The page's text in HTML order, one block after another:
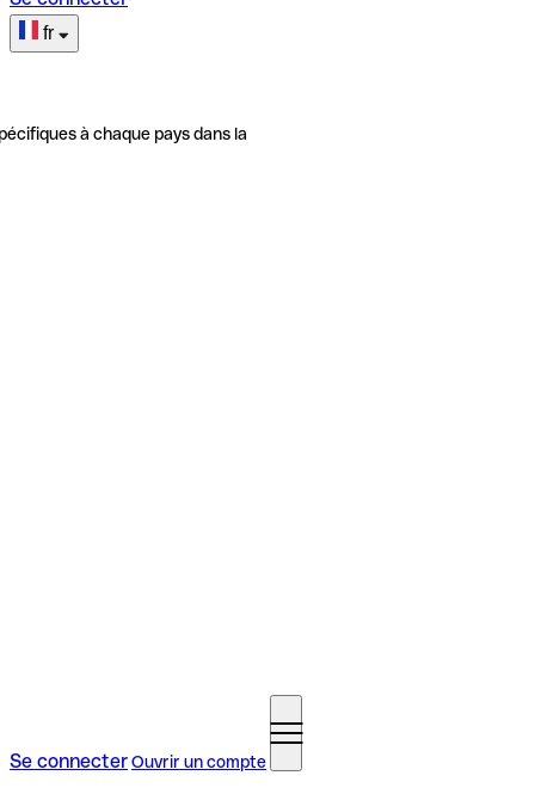
fr
à chaque pays dans la
Se connecterOuvrir un compte